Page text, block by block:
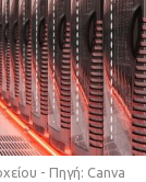
- Πηγή: Canva